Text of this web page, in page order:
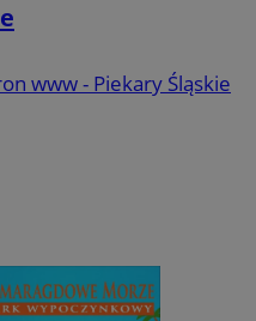
www - Piekary Śląskie